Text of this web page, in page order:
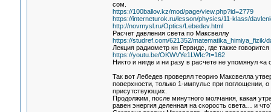
сом.
https://100ballov.kz/mod/page/view.php?id=2779
https://interneturok.ru/lesson/physics/11-klass/
http://novmysl.ru/Optics/Lebedev.html
Расчет давления света по Максвеллу
https://studref.com/621352/matematika_himiya_fizik/
Лекция радиометр кн Гервидс, где также
https://youtu.be/OKWVYe1LWIc?t=162
Никто и нигде и ни разу в расчете не упомянул
Так вот Лебедев проверял теорию Максвелла
поверхности, только 1-импульс при поглощении,
присутствующих.
Продолжим, после минутного молчания, какая
равен энергия деленная на скорость света… и